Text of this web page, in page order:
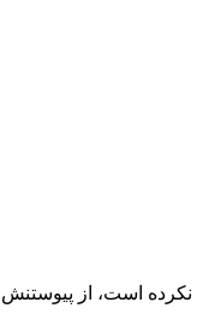
است، از پیوستنش